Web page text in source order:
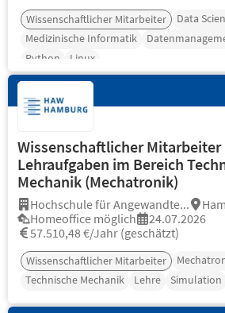
Wissenschaftlicher Mitarbeiter
Data
Medizinische Informatik
Python
Linux
Wissenschaftlicher
Lehraufgaben im Bereich
Mechanik (Mechatronik)
Hochschule für Angewandte...
Homeoffice möglich
24.07.2026
57.510,48 €/Jahr (geschätzt)
Wissenschaftlicher Mitarbeiter
Technische Mechanik
Lehre Simulation